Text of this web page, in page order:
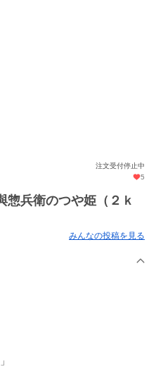
注文受付停止中
5
惣兵衛のつや姫（２ｋ
みんなの投稿を見る